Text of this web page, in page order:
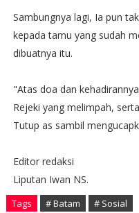
Sambungnya lagi, Ia pun
kepada tamu yang sudah
dibuatnya itu.
"Atas doa dan
Rejeki yang melimpah,
Tutup as sambil
Editor redaksi
Liputan Iwan NS.
Tags # Batam # Sosial